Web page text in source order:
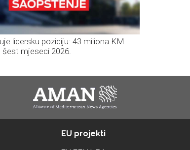
lidersku poziciju: 43 miliona KM
šest mjeseci 2026.
EU projekti